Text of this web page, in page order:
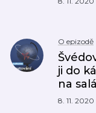
O epizodě
ji do
na
8. 11. 2020